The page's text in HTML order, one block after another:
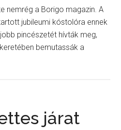
nemrég a Borigo magazin. A
jubileumi kóstolóra ennek
pincészetét hívták meg,
bemutassák a
járat